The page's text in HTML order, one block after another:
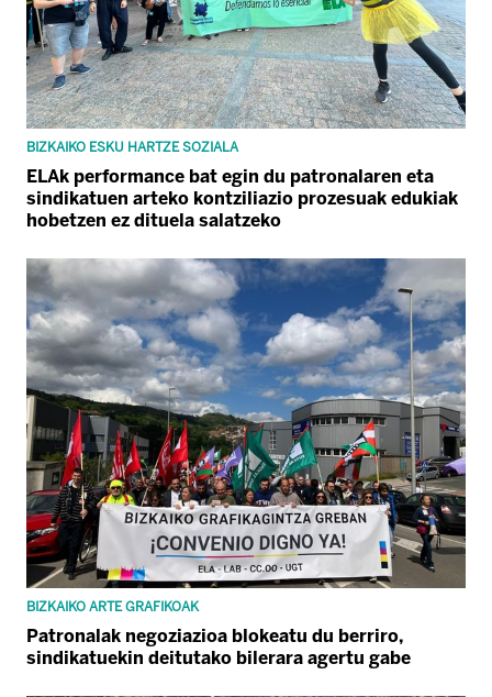
BIZKAIKO ESKU HARTZE SOZIALA
ELAk performance bat egin du patronalaren eta
sindikatuen arteko kontziliazio prozesuak edukiak
hobetzen ez dituela salatzeko
BIZKAIKO ARTE GRAFIKOAK
Patronalak negoziazioa blokeatu du berriro,
sindikatuekin deitutako bilerara agertu gabe